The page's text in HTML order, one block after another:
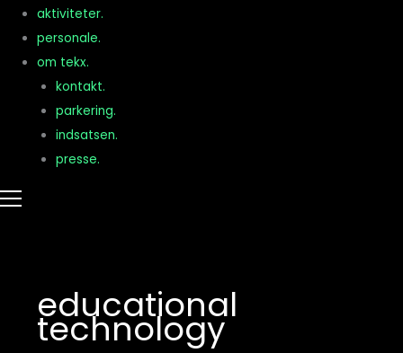
aktiviteter.
personale.
om tekx.
kontakt.
parkering.
indsatsen.
presse.
educational
technology